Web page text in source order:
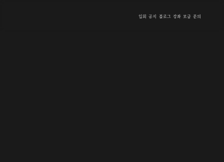
입회 공지 블로그 강좌 모금 문의